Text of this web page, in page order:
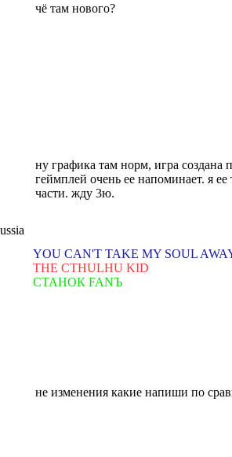
чё там нового?
ну графика там норм, игра создана
геймплей очень ее напоминает. я
части. жду 3ю.
YOU CAN'T TAKE MY SOUL
THE CTHULHU KID
СТАНОК FANЪ
не изменения какие напиши по